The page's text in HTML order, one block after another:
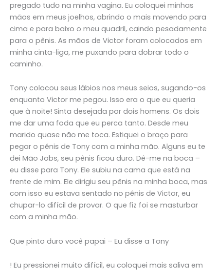
pregado tudo na minha vagina. Eu coloquei minhas
mãos em meus joelhos, abrindo o mais movendo para
cima e para baixo o meu quadril, caindo pesadamente
para o pênis. As mãos de Victor foram colocados em
minha cinta-liga, me puxando para dobrar todo o
caminho.
Tony colocou seus lábios nos meus seios, sugando-os
enquanto Victor me pegou. Isso era o que eu queria
que à noite! Sinta desejada por dois homens. Os dois
me dar uma foda que eu perca tanto. Desde meu
marido quase não me toca. Estiquei o braço para
pegar o pênis de Tony com a minha mão. Alguns eu te
dei Mão Jobs, seu pênis ficou duro. Dê-me na boca –
eu disse para Tony. Ele subiu na cama que está na
frente de mim. Ele dirigiu seu pênis na minha boca, mas
com isso eu estava sentado no pênis de Victor, eu
chupar-lo difícil de provar. O que fiz foi se masturbar
com a minha mão.
Que pinto duro você papai – Eu disse a Tony
! Eu pressionei muito difícil, eu coloquei mais saliva em